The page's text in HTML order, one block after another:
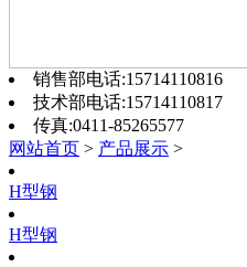
销售部电话:15714110816
技术部电话:15714110817
传真:0411-85265577
网站首页 > 产品展示 >
H型钢
H型钢